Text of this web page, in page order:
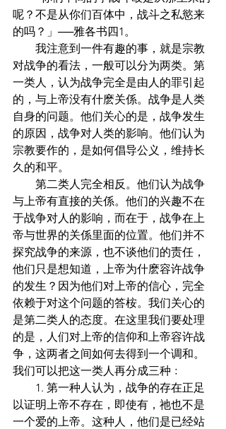
呢？不是从你们百体中，战斗之私慾来
的吗？」──雅各书四1。
对战争的看法，一般可以分为两类。第
一类人，认为战争完全是由人的罪引起
的，与上帝没有什麽关係。战争是人类
自身的问题。他们关心的是，战争发生
的原因，战争对人类的影响。他们认为
宗教要作的，是如何倡导公义，维持长
久的和平。
与上帝有直接的关係。他们的兴趣不在
于战争对人的影响，而在于，战争在上
帝与世界的关係里面的位置。他们并不
探究战争的来源，也不谈他们的责任，
他们只是想知道，上帝为什麽容许战争
的发生？因为他们对上帝的信心，完全
依赖于对这个问题的答桉。我们关心的
是第二类人的态度。在这里我们要处理
的是，人们对上帝的信仰和上帝容许战
争，这两者之间如何去得到一个调和。
我们可以把这一类人再分成三种﹕
以证明上帝不存在，即使有，祂也不是
一个爱的上帝。这种人，他们是已经站